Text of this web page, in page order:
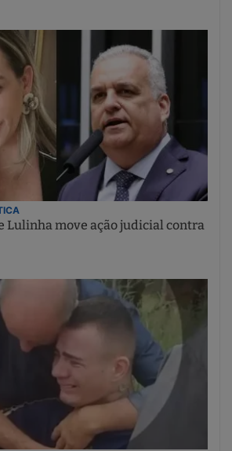
Lulinha move ação judicial contra